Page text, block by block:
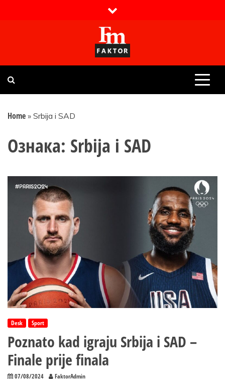
Faktor magazin
Uvijek presudan
Home » Srbija i SAD
Ознака: Srbija i SAD
Desk Sport
Poznato kad igraju Srbija i SAD –
Finale prije finala
07/08/2024 FaktorAdmin